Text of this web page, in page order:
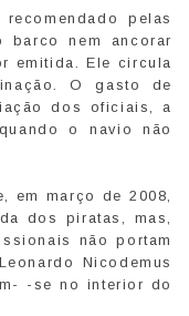
pelas
nem ancorar
emitida. Ele circula
O gasto de
dos oficiais, a
o navio não
em março de 2008,
dos piratas, mas,
não portam
Nicodemus
-se no interior do